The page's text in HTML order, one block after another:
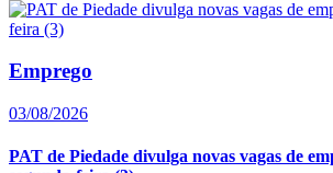
Emprego
03/08/2026
PAT de Piedade divulga novas vagas de